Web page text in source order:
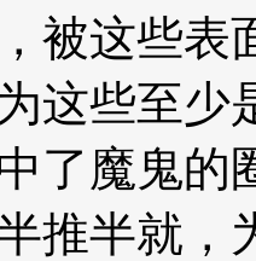
被这些表
这些至少
了魔鬼的
推半就，